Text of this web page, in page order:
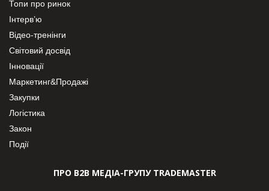
Топи про ринок
Інтерв’ю
Відео-тренінги
Світовий досвід
Інновації
Маркетинг&Продажі
Закупки
Логістика
Закон
Події
ПРО В2В МЕДІА-ГРУПУ TRADEMASTER